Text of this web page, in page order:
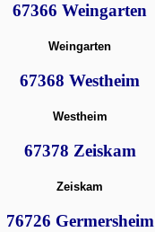
67366 Weingarten
Weingarten
67368 Westheim
Westheim
67378 Zeiskam
Zeiskam
76726 Germersheim